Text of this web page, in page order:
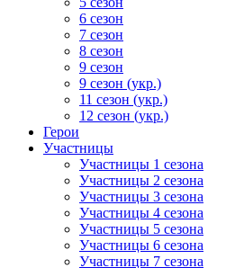
6 сезон
7 сезон
8 сезон
9 сезон
9 сезон (укр.)
11 сезон (укр.)
12 сезон (укр.)
Герои
Участницы
Участницы 1 сезона
Участницы 2 сезона
Участницы 3 сезона
Участницы 4 сезона
Участницы 5 сезона
Участницы 6 сезона
Участницы 7 сезона